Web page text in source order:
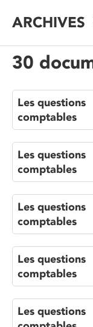
ARCHIVES
30
Les questions
comptables
Les questions
comptables
Les questions
comptables
Les questions
comptables
Les questions